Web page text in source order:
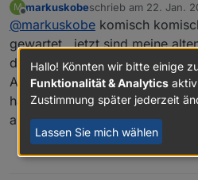
der Alexa Skill
Der Adapter ist grün.
mit Remote-Lizenz.
"premature close"
anfangen.
Folgendes
Intelligente
nicht deaktivieren.
adapter gelistet.
aber auch nicht
M
Offline
markuskobeschrieb am 22. Jan.
zuletzt editiert von
@markuskobe komisch
gewartet...jetzt sind meine
dem Cloud Adapter unter
Amazon Skill findet
haben...Fehler aus dem Log
auf...
Hallo! Könnten wir bitte einige
Funktionalität & Analytics
Zustimmung später jederzeit
Lassen Sie mich wählen